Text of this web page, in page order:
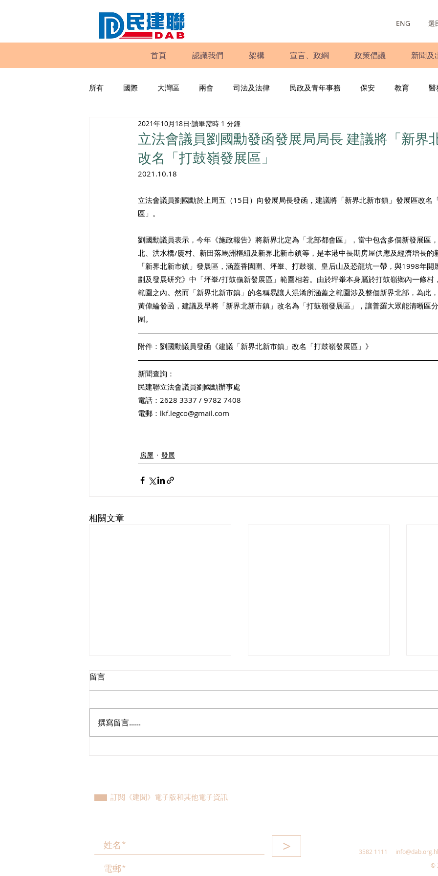
ENG 選
首頁 認識我們 架構 宣言、政綱 政策倡議 新聞及
所有 國際 大灣區 兩會 司法及法律 民政及青年事務 保安 教育 醫
工商專業 家庭
民建聯報告及建議書 調查
議會監察 區議會
立法會議員劉國勳發函發展局局長 建議將「新界
改名「打鼓嶺發展區」
2021年10月18日 讀畢需時 1 分鐘
2021.10.18
立法會議員劉國勳於上周五（15日）向發展局長發函，建議將「新界北新市鎮」發展區改名
區」。
劉國勳議員表示，今年《施政報告》將新界北定為「北部都會區」，當中包含多個新發展區
北、洪水橋/廈村、新田落馬洲樞紐及新界北新市鎮等，是本港中長期房屋供應及經濟增長的
「新界北新市鎮」發展區，涵蓋香園圍、坪輋、打鼓嶺、皇后山及恐龍坑一帶，與1998年開
劃及發展研究》中「坪輋/打鼓嶺新發展區」範圍相若。由於坪輋本身屬於打鼓嶺鄉內一條村
範圍之內。然而「新界北新市鎮」的名稱易讓人混淆所涵蓋之範圍涉及整個新界北部，為此
黃偉綸發函，建議及早將「新界北新市鎮」改名為「打鼓嶺發展區」，讓普羅大眾能清晰區
圍。
附件： 劉國勳議員發函《建議「新界北新市鎮」改名「打鼓嶺發展區」》
新聞查詢：
民建聯立法會議員劉國勳辦事處
電話：2628 3337 / 9782 7408
電郵：lkf.legco@gmail.com
房屋 發展
相關文章
留言
撰寫留言......
訂閱《建聞》電子版和其他電子資訊
> 3582 1111
©